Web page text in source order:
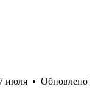
июля • Обновлено